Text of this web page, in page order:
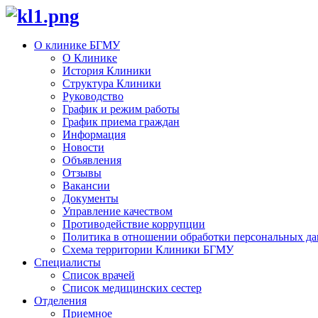
О клинике БГМУ
О Клинике
История Клиники
Структура Клиники
Руководство
График и режим работы
График приема граждан
Информация
Новости
Объявления
Отзывы
Вакансии
Документы
Управление качеством
Противодействие коррупции
Политика в отношении обработки персональных
Схема территории Клиники БГМУ
Специалисты
Список врачей
Список медицинских сестер
Отделения
Приемное